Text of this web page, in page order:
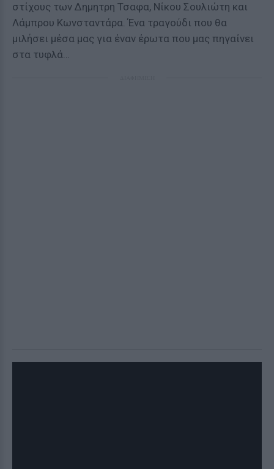
στίχους των Δημητρη Τσαφα, Νίκου Σουλιώτη και
Λάμπρου Κωνσταντάρα. Ένα τραγούδι που θα
μιλήσει μέσα μας για έναν έρωτα που μας πηγαίνει
στα τυφλά…